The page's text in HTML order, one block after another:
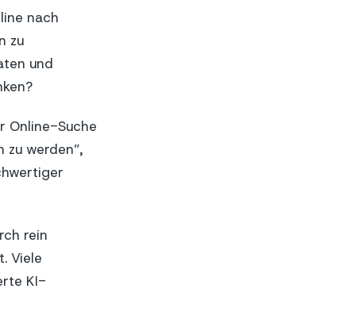
nach
zu
und
Online-Suche
zu werden”,
rein
Viele
KI-